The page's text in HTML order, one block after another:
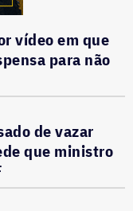
vídeo em que
para não
de vazar
que ministro